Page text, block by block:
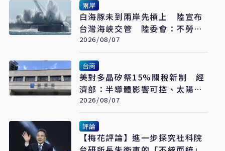
兩岸
白海豚未到兩岸先槓上 陸宣布
台灣海峽交管 陸委會：不勞費
心
2026/08/07
台商
美對多晶矽祭15%關稅新制 經
濟部：半導體影響可控、太陽能
產業衝擊有限
2026/08/07
評論
【梅花評論】進一步探究社科院